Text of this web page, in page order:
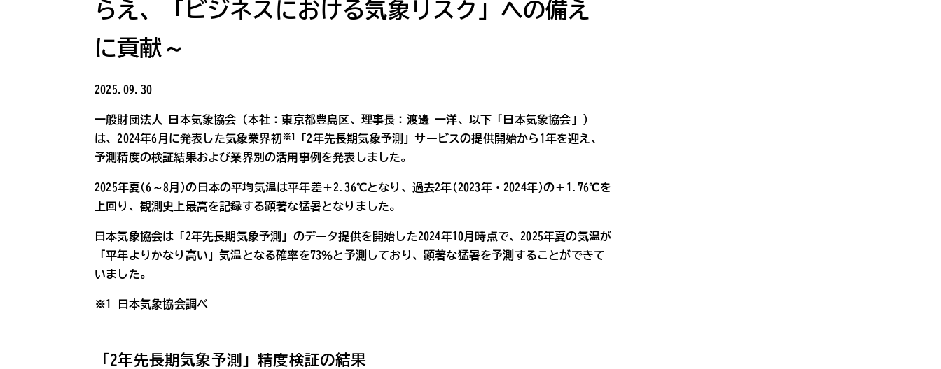
らえ、「ビジネスにおける気象リスク」への備え
に貢献～
2025.09.30
一般財団法人 日本気象協会（本社：東京都豊島区、理事長：渡邊 一洋、以下「日本気象協会」）
は、2024年6月に発表した気象業界初 ※1
「2年先長期気象予測」サービスの提供開始から1年を迎え、
予測精度の検証結果および業界別の活用事例を発表しました。
2025年夏(6～8月)の日本の平均気温は平年差＋2.36℃となり、過去2年(2023年・2024年)の＋1.76℃を
上回り、観測史上最高を記録する顕著な猛暑となりました。
日本気象協会は「2年先長期気象予測」のデータ提供を開始した2024年10月時点で、2025年夏の気温が
「平年よりかなり高い」気温となる確率を73％と予測しており、顕著な猛暑を予測することができて
いました。
※1 日本気象協会調べ
「2年先長期気象予測」精度検証の結果